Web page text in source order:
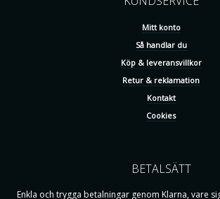
Mitt konto
Så handlar du
Köp & leveransvillkor
Retur & reklamation
Kontakt
Cookies
BETALSÄTT
Enkla och trygga betalningar genom Klarna, vare